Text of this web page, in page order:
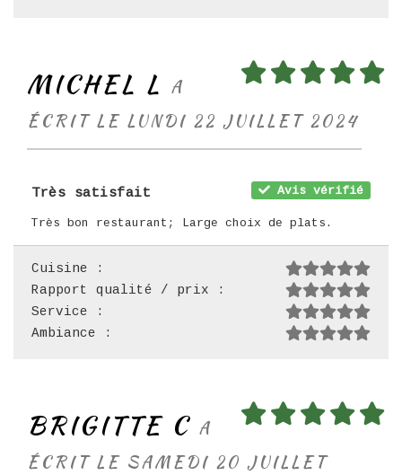
MICHEL L A
ÉCRIT LE LUNDI 22 JUILLET 2024
Avis vérifié
Très satisfait
Très bon restaurant; Large choix de plats.
Cuisine :
Rapport qualité / prix :
Service :
Ambiance :
BRIGITTE C A
ÉCRIT LE SAMEDI 20 JUILLET